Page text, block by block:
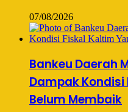
07/08/2026
Bankeu Daerah
Dampak
Belum Membaik